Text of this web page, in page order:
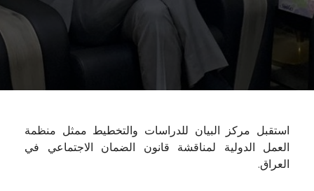
استقبل مركز البيان للدراسات والتخطيط ممثل منظمة
العمل الدولية لمناقشة قانون الضمان الاجتماعي في
العراق.